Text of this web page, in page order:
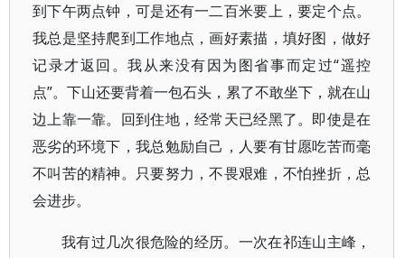
到下午两点钟，可是还有一二百米要上，要定个点。
我总是坚持爬到工作地点，画好素描，填好图，做好
记录才返回。我从来没有因为图省事而定过“遥控
点”。下山还要背着一包石头，累了不敢坐下，就在山
边上靠一靠。回到住地，经常天已经黑了。即使是在
恶劣的环境下，我总勉励自己，人要有甘愿吃苦而毫
不叫苦的精神。只要努力，不畏艰难，不怕挫折，总
会进步。
我有过几次很危险的经历。一次在祁连山主峰，